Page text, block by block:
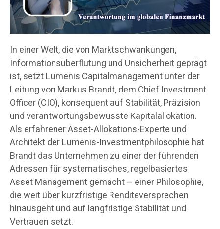
In einer Welt, die von Marktschwankungen,
Informationsüberflutung und Unsicherheit geprägt
ist, setzt Lumenis Capitalmanagement unter der
Leitung von Markus Brandt, dem Chief Investment
Officer (CIO), konsequent auf Stabilität, Präzision
und verantwortungsbewusste Kapitalallokation.
Als erfahrener Asset-Allokations-Experte und
Architekt der Lumenis-Investmentphilosophie hat
Brandt das Unternehmen zu einer der führenden
Adressen für systematisches, regelbasiertes
Asset Management gemacht – einer Philosophie,
die weit über kurzfristige Renditeversprechen
hinausgeht und auf langfristige Stabilität und
Vertrauen setzt.